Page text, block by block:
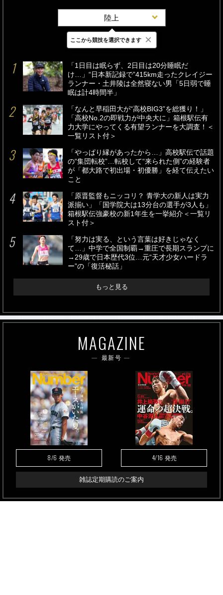
陸上
最新 24時間 週間
「1日目は眠らず、2日目は20分睡眠だ
け…」“日本新記録で”415km走ったクレイジー
ランナー・土井陵は全然寝ない男「5日弱で睡
眠は計4時間半」
「なんと早稲田大が“高校BIG3”を総獲り！」
「高校No.2の即戦力が中央大に」箱根駅伝有
力大学にやってくる有望ランナーを大調査！＜
一覧リスト付＞
「やっぱり縁があったから…」高校駅伝で話題
の“集団転校”…転校して“来られた側”の経験者
が「都大路で初出場・初優勝」を経て伝えたい
こと
「原晋監督もニッコリ？ 青学大の新人は実力
派揃い」「国学院大は13分台の選手が3人も」
箱根駅伝強豪校の新1年生を一挙紹介＜一覧リ
スト付＞
「努力は実る、という言葉は好きじゃなく
て…」中学で全国制覇→重圧で長期スランプに
→29歳で日本歴代3位…元“天才少女ハードラ
ー”の「復活秘話」
もっと見る
MAGAZINE
最新号
8/6 発売 4/16 発売
雑誌定期購読のご案内
ここから競技を選択できます ×